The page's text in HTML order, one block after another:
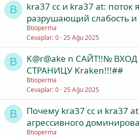
B
kra37 cc и kra37 at: поток
разрушающий слабость
Btioperma
Cevaplar 0 25 Ağu 2025
B
K@r@ake n САЙТ!!№
СТРАНИЦУ Kraken!!!##
Btioperma
Cevaplar 0 25 Ağu 2025
B
Почему kra37 cc и kra37
агрессивного
Btioperma